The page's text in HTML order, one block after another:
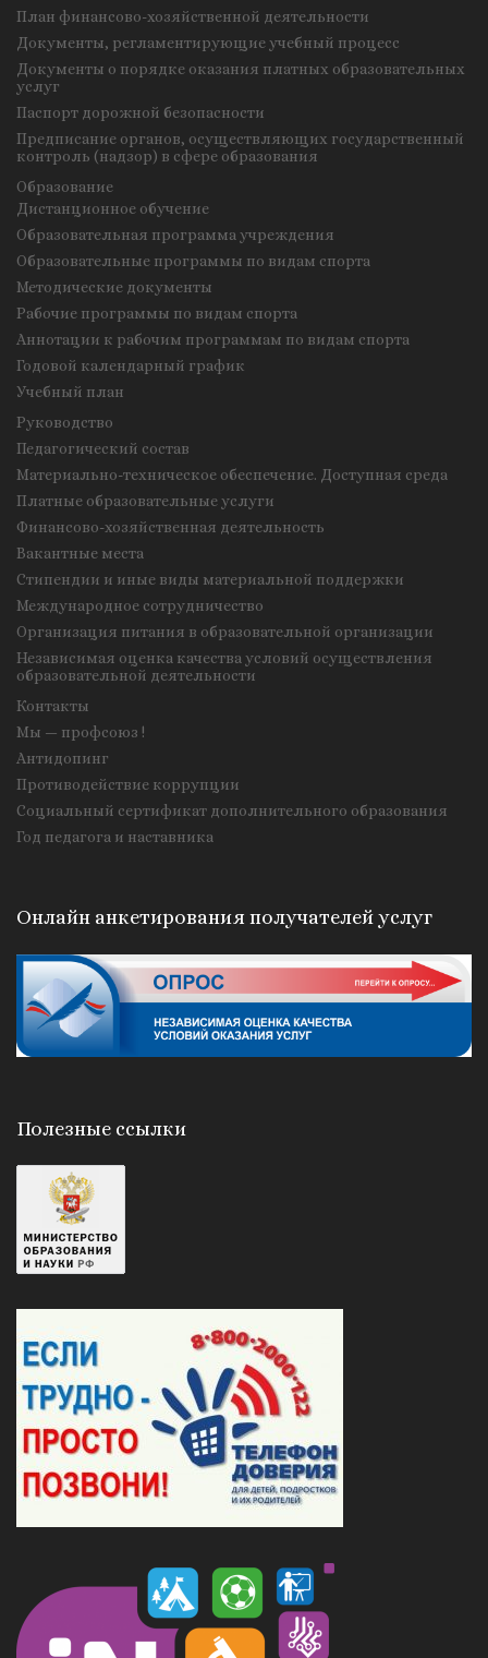
План финансово-хозяйственной деятельности
Документы, регламентирующие учебный процесс
Документы о порядке оказания платных образовательных
услуг
Паспорт дорожной безопасности
Предписание органов, осуществляющих государственный
контроль (надзор) в сфере образования
Образование
Дистанционное обучение
Образовательная программа учреждения
Образовательные программы по видам спорта
Методические документы
Рабочие программы по видам спорта
Аннотации к рабочим программам по видам спорта
Годовой календарный график
Учебный план
Руководство
Педагогический состав
Материально-техническое обеспечение. Доступная среда
Платные образовательные услуги
Финансово-хозяйственная деятельность
Вакантные места
Стипендии и иные виды материальной поддержки
Международное сотрудничество
Организация питания в образовательной организации
Независимая оценка качества условий осуществления
образовательной деятельности
Контакты
Мы — профсоюз !
Антидопинг
Противодействие коррупции
Социальный сертификат дополнительного образования
Год педагога и наставника
Онлайн анкетирования получателей услуг
Полезные ссылки